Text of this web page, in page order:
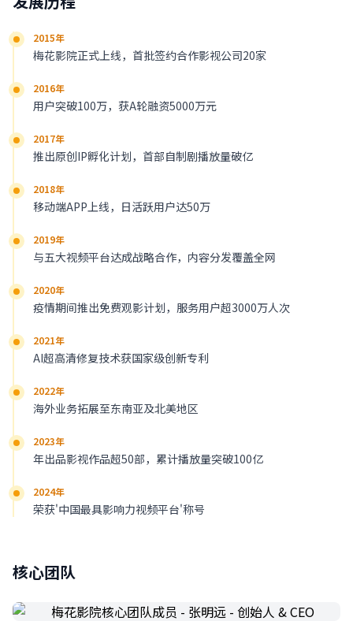
2015年
梅花影院正式上线，首批签约合作影视公司20家
2016年
用户突破100万，获A轮融资5000万元
2017年
推出原创IP孵化计划，首部自制剧播放量破亿
2018年
移动端APP上线，日活跃用户达50万
2019年
与五大视频平台达成战略合作，内容分发覆盖全网
2020年
疫情期间推出免费观影计划，服务用户超3000万人次
2021年
AI超高清修复技术获国家级创新专利
2022年
海外业务拓展至东南亚及北美地区
2023年
年出品影视作品超50部，累计播放量突破100亿
2024年
荣获'中国最具影响力视频平台'称号
核心团队